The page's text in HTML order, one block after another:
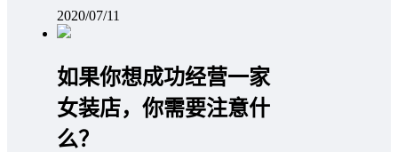
2020/07/11
如果你想成功经营一家
女装店，你需要注意什
么？